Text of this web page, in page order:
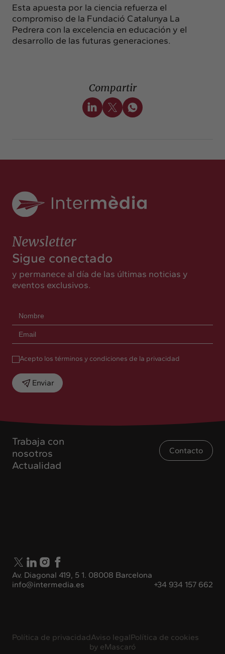
Esta apuesta por la ciencia refuerza el
compromiso de la Fundació Catalunya La
Pedrera con la excelencia en educación y el
desarrollo de las futuras generaciones.
Compartir
Trabaja con
nosotros
Actualidad
Contacto
Av. Diagonal 419, 5 1. 08008 Barcelona
info@intermedia.es
+34 934 157 662
Newsletter
Sigue conectado
y permanece al día de las últimas noticias y
eventos exclusivos.
Acepto los términos y condiciones de la privacidad
Enviar
Política de privacidadAviso legalPolítica de cookies
by eMascaró